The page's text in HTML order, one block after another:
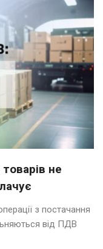
не
з постачання
від ПДВ